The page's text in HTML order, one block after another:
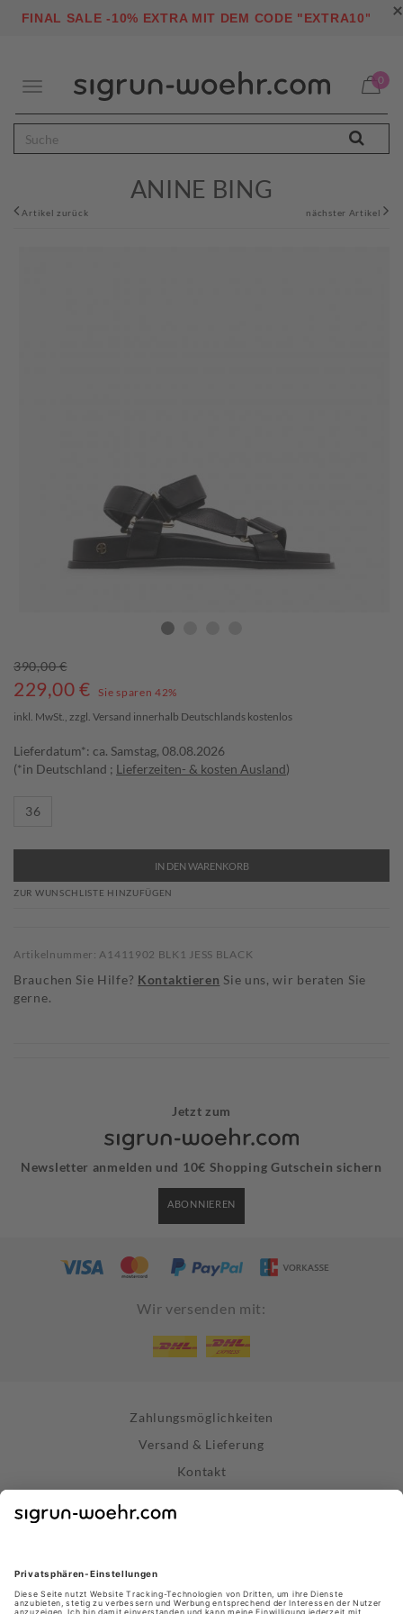
×
FINAL SALE -10% EXTRA MIT DEM CODE "EXTRA10"
Toggle
0
ANINE BING
Artikel zurück nächster Artikel
390,00 €
229,00 €
Sie sparen 42%
inkl. MwSt., zzgl. Versand innerhalb Deutschlands kostenlos
Lieferdatum*: ca. Samstag, 08.08.2026
(*in Deutschland ; Lieferzeiten- & kosten Ausland)
36
IN DEN WARENKORB
ZUR WUNSCHLISTE HINZUFÜGEN
Artikelnummer: A1411902 BLK1 JESS BLACK
Brauchen Sie Hilfe? Kontaktieren Sie uns, wir beraten Sie
gerne.
Jetzt zum
Newsletter anmelden und 10€ Shopping Gutschein sichern
ABONNIEREN
Wir versenden mit:
Zahlungsmöglichkeiten
Versand & Lieferung
Kontakt
Impressum